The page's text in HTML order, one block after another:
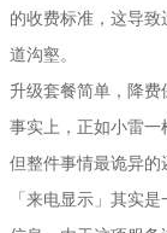
的收费标准，这导
道沟壑。
升级套餐简单，降费
事实上，正如小雷一
但整件事情最诡异的
「来电显示」其实